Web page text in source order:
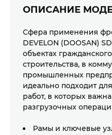
ММ
ОПИСАНИЕ
Сфера применения
DEVELON (DOOSAN)
объектах
строительства, в
промышленных
идеально подходит
работ, в которых
разгрузочных
Рамы и ключевые